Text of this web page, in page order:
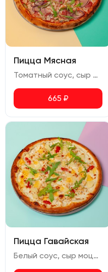
Пицца Мясная
Томатный соус, сыр моцарелла, курица копченая, бекон, ветчина, салями, лук красный, руккола, орегано
665 ₽
Пицца Гавайская
Белый соус, сыр моцарелла, куриное филе, ананасы, помидоры черри, сыр чеддер, руккола, орегано